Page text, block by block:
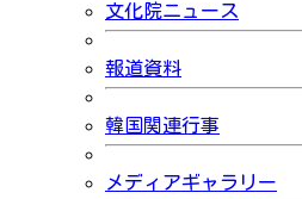
文化院ニュース
報道資料
韓国関連行事
メディアギャラリー